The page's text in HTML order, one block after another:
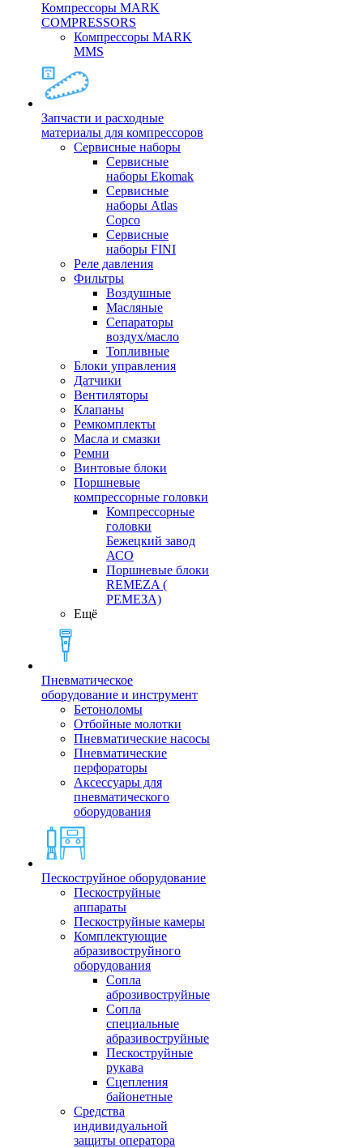
Компрессоры MARK
COMPRESSORS
Компрессоры MARK
MMS
Запчасти и расходные
материалы для компрессоров
Cервисные наборы
Сервисные
наборы Ekomak
Cервисные
наборы Atlas
Copco
Сервисные
наборы FINI
Реле давления
Фильтры
Воздушные
Масляные
Сепараторы
воздух/масло
Топливные
Блоки управления
Датчики
Вентиляторы
Клапаны
Ремкомплекты
Масла и смазки
Ремни
Винтовые блоки
Поршневые
компрессорные головки
Компрессорные
головки
Бежецкий завод
АСО
Поршневые блоки
REMEZA (
РЕМЕЗА)
Ещё
Пневматическое
оборудование и инструмент
Бетоноломы
Отбойные молотки
Пневматические насосы
Пневматические
перфораторы
Аксессуары для
пневматического
оборудования
Пескоструйное оборудование
Пескоструйные
аппараты
Пескоструйные камеры
Комплектующие
абразивоструйного
оборудования
Сопла
аброзивоструйные
Сопла
специальные
абразивоструйные
Пескоструйные
рукава
Сцепления
байонетные
Средства
индивидуальной
защиты оператора